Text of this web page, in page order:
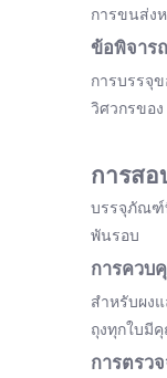
การขนส่ง
ข้อพิจาร
การบรรจุ
วิศวกรขอ
การส
บรรจุภัณฑ์
พันรอบ
การควบ
สำหรับผง
ถุงทุกใบมี
การตรว